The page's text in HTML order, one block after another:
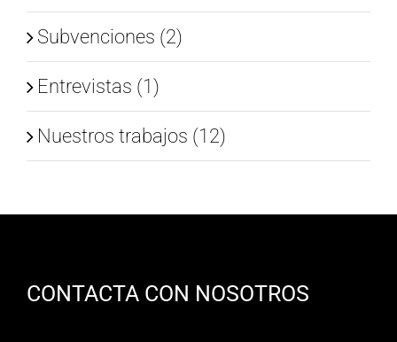
Subvenciones (2)
Entrevistas (1)
Nuestros trabajos (12)
CONTACTA CON NOSOTROS